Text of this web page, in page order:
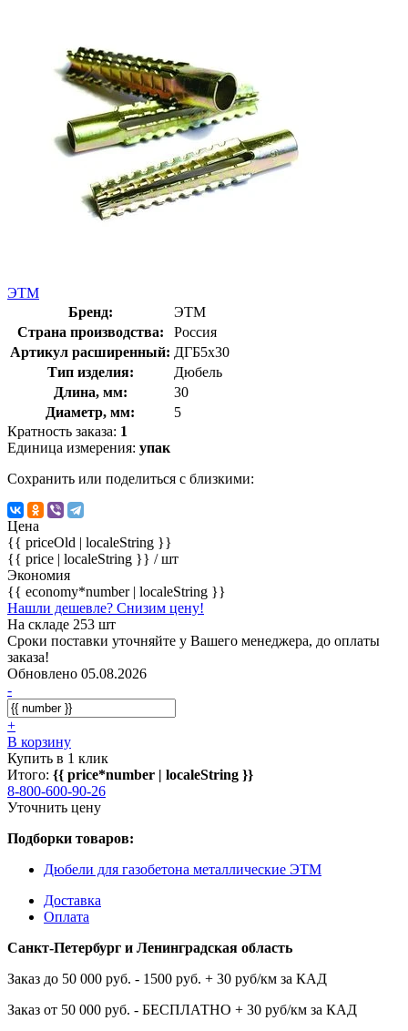
ЭТМ
Бренд:
ЭТМ
Страна производства:
Россия
Артикул расширенный: ДГБ5х30
Тип изделия:
Дюбель
Длина, мм:
30
Диаметр, мм:
5
Кратность заказа: 1
Единица измерения: упак
Сохранить или поделиться с близкими:
Цена
{{ priceOld | localeString }}
{{ price | localeString }} / шт
Экономия
{{ economy*number | localeString }}
Нашли дешевле? Снизим цену!
На складе 253 шт
Сроки поставки уточняйте у Вашего менеджера, до оплаты
заказа!
Обновлено 05.08.2026
-
+
В корзину
Купить в 1 клик
Итого: {{ price*number | localeString }}
8-800-600-90-26
Уточнить цену
Подборки товаров:
Дюбели для газобетона металлические ЭТМ
Доставка
Оплата
Санкт-Петербург и Ленинградская область
Заказ до 50 000 руб. - 1500 руб. + 30 руб/км за КАД
Заказ от 50 000 руб. - БЕСПЛАТНО + 30 руб/км за КАД